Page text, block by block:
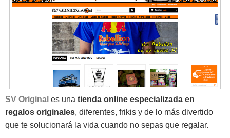
SV Original es una tienda online especializada en
regalos originales, diferentes, frikis y de lo más divertido
que te solucionará la vida cuando no sepas que regalar.